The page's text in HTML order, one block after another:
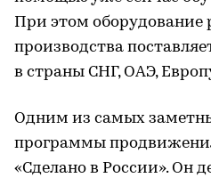
При этом оборудование
производства
в страны СНГ, ОАЭ,
Одним из самых
программы
«Сделано в России». Он